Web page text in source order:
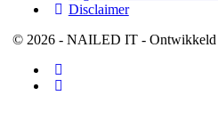
Disclaimer
© 2026 - NAILED IT -